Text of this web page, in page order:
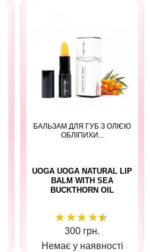
БАЛЬЗАМ ДЛЯ ГУБ З ОЛІЄЮ
ОБЛІПИХИ...
UOGA UOGA NATURAL LIP
BALM WITH SEA
BUCKTHORN OIL
300 грн.
Немає у наявності